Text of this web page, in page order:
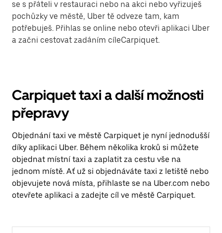
se s přáteli v restauraci nebo na akci nebo vyřizuješ
pochůzky ve městě, Uber tě odveze tam, kam
potřebuješ. Přihlas se online nebo otevři aplikaci Uber
a začni cestovat zadáním cíleCarpiquet.
Carpiquet taxi a další možnosti
přepravy
Objednání taxi ve městě Carpiquet je nyní jednodušší
díky aplikaci Uber. Během několika kroků si můžete
objednat místní taxi a zaplatit za cestu vše na
jednom místě. Ať už si objednáváte taxi z letiště nebo
objevujete nová místa, přihlaste se na Uber.com nebo
otevřete aplikaci a zadejte cíl ve městě Carpiquet.